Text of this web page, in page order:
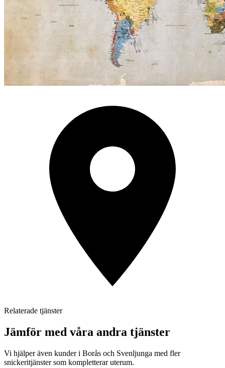
Relaterade tjänster
Jämför med våra andra tjänster
Vi hjälper även kunder i Borås och Svenljunga med fler
snickeritjänster som kompletterar uterum.